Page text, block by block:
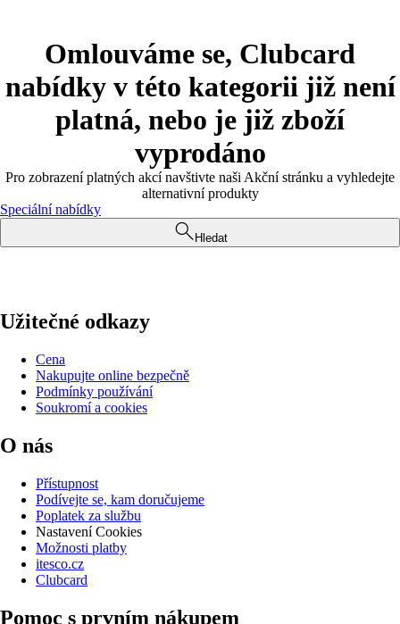
Omlouváme se, Clubcard
nabídky v této kategorii již není
platná, nebo je již zboží
vyprodáno
Pro zobrazení platných akcí navštivte naši Akční stránku a vyhledejte
alternativní produkty
Speciální nabídky
Hledat
Užitečné odkazy
Cena
Nakupujte online bezpečně
Podmínky používání
Soukromí a cookies
O nás
Přístupnost
Podívejte se, kam doručujeme
Poplatek za službu
Nastavení Cookies
Možnosti platby
itesco.cz
Clubcard
Pomoc s prvním nákupem